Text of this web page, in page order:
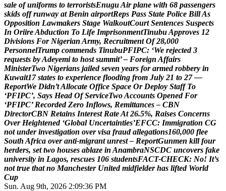
sale of uniforms to terroristsEnuguAir plane with 68 passengers
skids off runway at Benin airportReps Pass State Police BillAs
Opposition Lawmakers Stage WalkoutCourt Sentences Suspects
In OriireAbduction To Life ImprisonmentTinubuApproves 12
Divisions For Nigerian Army, Recruitment Of 28,000
PersonnelTrump commends TinubuPFIPC: ‘We rejected 3
requests byAdeyemi to host summit’ – Foreign Affairs
MinisterTwo Nigerians jailed seven years for armed robbery in
Kuwait17 states to experience flooding from July 21 to 27 —
ReportWe Didn’tAllocate Office Space Or Deploy Staff To
‘PFIPC’, Says Head Of ServiceTwoAccounts Opened For
‘PFIPC’ Recorded Zero Inflows, Remittances – CBN
DirectorCBN Retains Interest RateAt 26.5%, Raises Concerns
Over Heightened ‘Global Uncertainties’EFCC: Immigration CG
not under investigation over visa fraud allegations160,000 flee
South Africa over anti-migrant unrest – ReportGunmen kill four
herders, set two houses ablaze in AnambraNSCDC uncovers fake
university in Lagos, rescues 106 studentsFACT-CHECK: No! It’s
not true that no Manchester United midfielder has lifted World
Cup
Sun. Aug 9th, 2026 2:09:37 PM